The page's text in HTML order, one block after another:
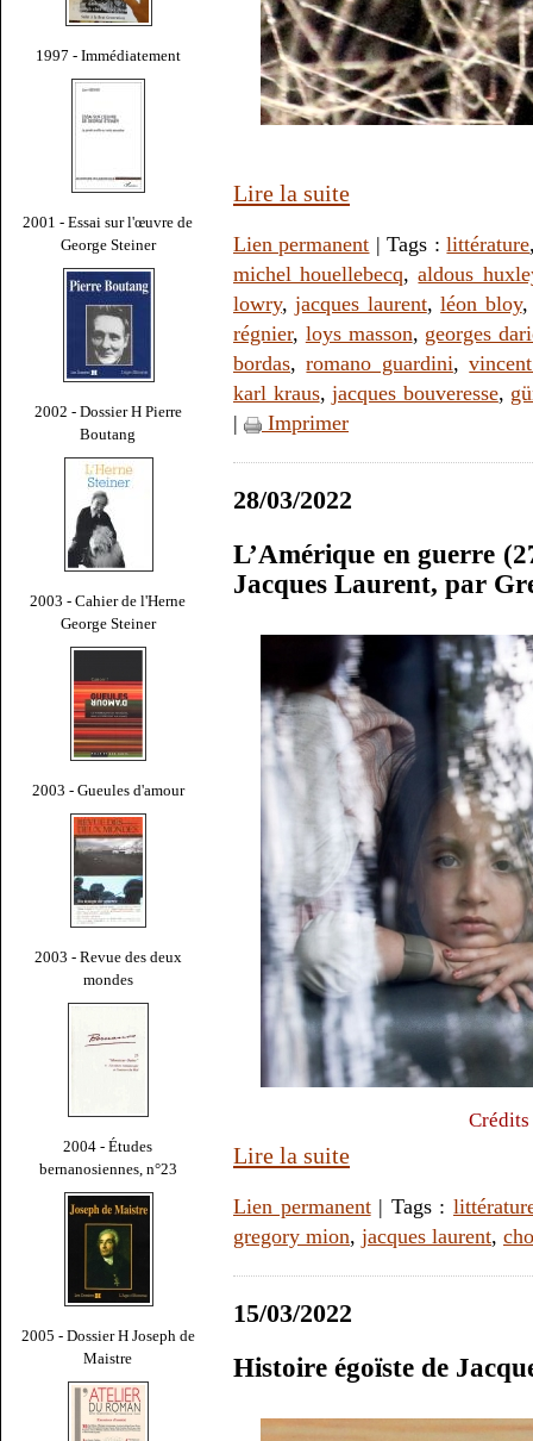
1997 - Immédiatement
2001 - Essai sur l'œuvre de
George Steiner
2002 - Dossier H Pierre
Boutang
2003 - Cahier de l'Herne
George Steiner
2003 - Gueules d'amour
2003 - Revue des deux
mondes
2004 - Études
bernanosiennes, n°23
2005 - Dossier H Joseph de
Maistre
Lire la suite
Lien permanent | Tags :littérature
michel houellebecq,aldous
lowry,jacques laurent,léon bloy
régnier, loys masson, georges
bordas,romano guardini,
karl kraus,jacques bouveresse,
|
Imprimer
28/03/2022
L’Amérique en guerre
Jacques Laurent, par
Lire la suite
Lien permanent| Tags :
gregory mion, jacques laurent,
15/03/2022
Histoire égoïste de